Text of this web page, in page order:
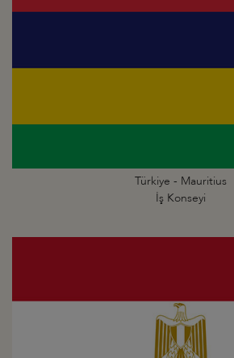
Türkiye - Mauritius
İş Konseyi